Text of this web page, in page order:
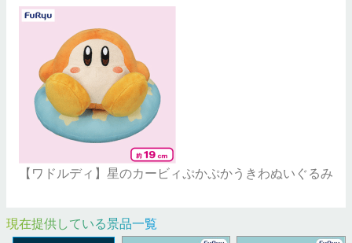
【ワドルディ】星のカービィぷかぷかうきわぬいぐるみ
現在提供している景品一覧